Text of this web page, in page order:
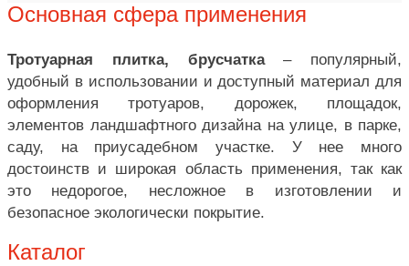
Основная сфера применения
Тротуарная плитка, брусчатка– популярный,
удобный в использовании и доступный материал для
оформления тротуаров, дорожек, площадок,
элементов ландшафтного дизайна на улице, в парке,
саду, на приусадебном участке. У нее много
достоинств и широкая область применения, так как
это недорогое, несложное в изготовлении и
безопасное экологически покрытие.
Каталог